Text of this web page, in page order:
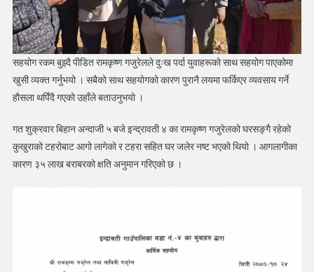
सहयोग रकम बुझ्दै पीडित रामकृष्ण गजुरेलले दुःख पर्दा युवाहरूको साथ सहयोग पाएकोमा
खुसी व्यक्त गर्नुभयो । सबैको साथ सहयोगको कारण पुरानै लयमा फर्किएर व्यवसाय गर्ने
हौसला थपिँदै गएको उहाँले बताउनुभयो ।
गत शुक्रवार बिहान अन्दाजी ५ बजे इन्द्रावती ४ का रामकृष्ण गजुरेलको घरसङ्गै रहेको
कुखुराको टहरोबाट आगो लागेको र टहरा सहित घर जलेर नष्ट भएको थियो । आगलागीका
कारण ३५ लाख बराबरको क्षति अनुमान गरिएको छ ।